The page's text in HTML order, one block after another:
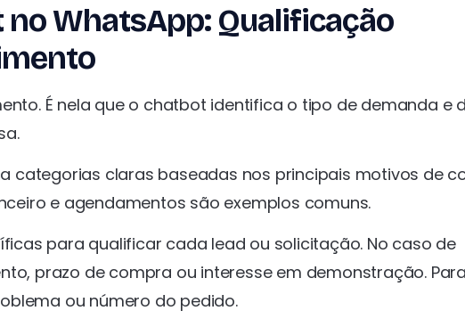
WhatsApp: Qualificação
É nela que o chatbot identifica o tipo de demanda e
categorias claras baseadas nos principais motivos de
e agendamentos são exemplos comuns.
para qualificar cada lead ou solicitação. No caso de
prazo de compra ou interesse em demonstração.
ou número do pedido.